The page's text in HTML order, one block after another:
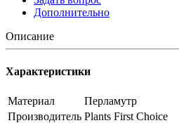
Дополнительно
Описание
Характеристики
Материал
Перламутр
Производитель Plants First Choice